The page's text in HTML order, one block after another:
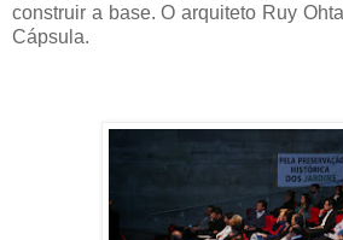
construir a base. O arquiteto Ruy
Cápsula.